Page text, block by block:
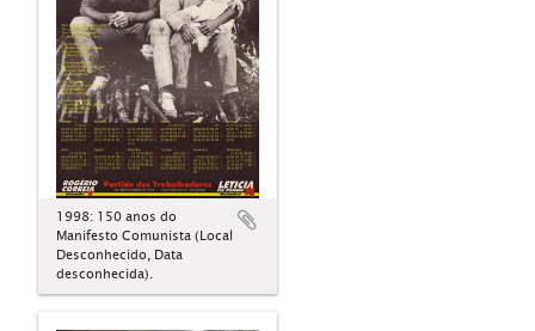
1998: 150 anos do
Manifesto Comunista (Local
Desconhecido, Data
desconhecida).